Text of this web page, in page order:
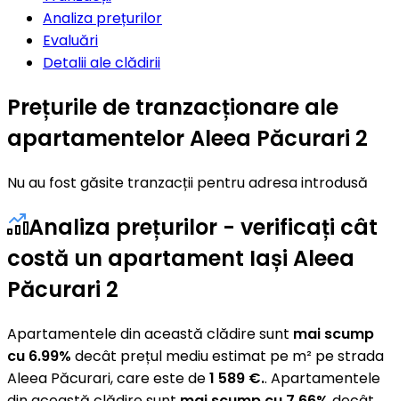
Analiza prețurilor
Evaluări
Detalii ale clădirii
Prețurile de tranzacționare ale
apartamentelor Aleea Păcurari 2
Nu au fost găsite tranzacții pentru adresa introdusă
Analiza prețurilor - verificați cât
costă un apartament Iași Aleea
Păcurari 2
Apartamentele din această clădire sunt mai scump
cu 6.99% decât prețul mediu estimat pe m² pe strada
Aleea Păcurari, care este de1 589 €.. Apartamentele